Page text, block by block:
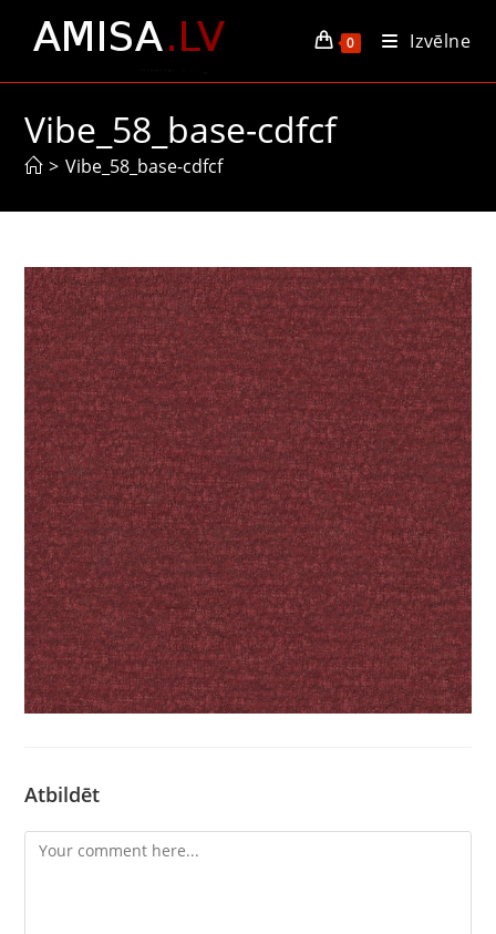
0 Izvēlne
Vibe_58_base-cdfcf
> Vibe_58_base-cdfcf
Atbildēt
Comment